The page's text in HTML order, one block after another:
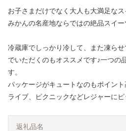
お子さまだけでなく大人も大満足なス
みかんの名産地ならではの絶品スイー
冷蔵庫でしっかり冷して、また凍ら
でいただくのもオススメです♪一つの
す。
パッケージがキュートなのもポイン
ライブ、ピクニックなどレジャーにピ
返礼品名